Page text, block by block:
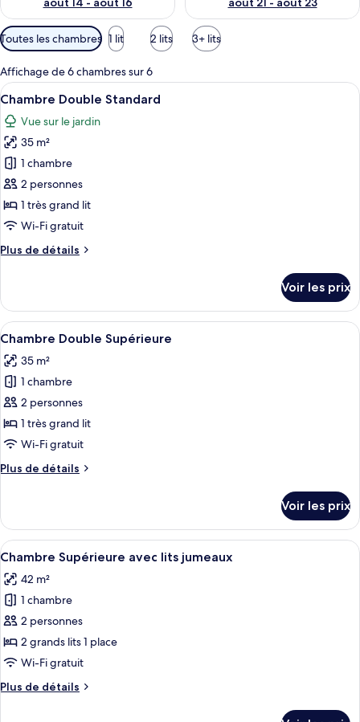
Filtres
disponibles
pour
les
chambres
Toutes les chambres 1 lit 2 lits 3+ lits
Affichage de 6 chambres sur 6
Afficher
toutes
les
photos
pour
ce
type
de
chambre :
Chambre
Une chambre d’hôtel dotée d’un
8
Chambre Double Standard
Vue sur le jardin
35 m²
1 chambre
2 personnes
1 très grand lit
Wi-Fi gratuit
Plus de détails
Plus
le
type
de
Chambre
Double
Standard
Voir les prix
Afficher
toutes
les
photos
pour
ce
type
chambre :
Supérieure
Une chambre d’hôtel avec un lit, un
8
Chambre Double Supérieure
35 m²
1 chambre
2 personnes
1 très grand lit
Wi-Fi gratuit
Plus de détails
Plus
le
type
de
Chambre
Double
Supérieure
Voir les prix
Afficher
toutes
les
photos
pour
ce
type
chambre :
Une chambre d’hôtel avec deux lits,
7
Chambre Supérieure avec lits jumeaux
42 m²
1 chambre
2 personnes
2 grands lits 1 place
Wi-Fi gratuit
Plus de détails
Plus